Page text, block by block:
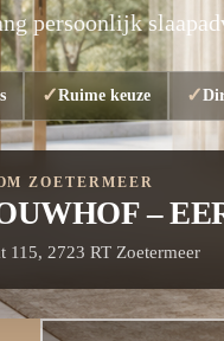
persoonlijk
Ruime keuze
ZOETERMEER
–
115, 2723 RT Zoetermeer